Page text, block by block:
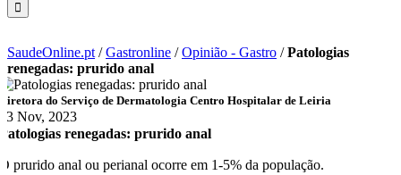
SaudeOnline.pt /Gastronline /Opinião - Gastro /Patologias
renegadas: prurido anal
Diretora do Serviço de Dermatologia Centro Hospitalar de Leiria
23 Nov, 2023
Patologias renegadas: prurido anal
O prurido anal ou perianal ocorre em 1-5% da população.